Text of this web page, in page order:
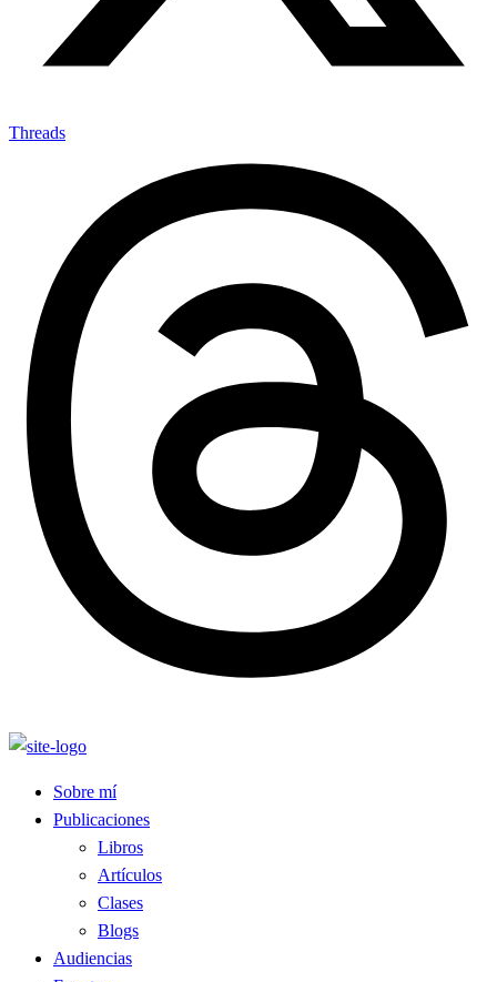
Threads
Sobre mí
Publicaciones
Libros
Artículos
Clases
Blogs
Audiencias